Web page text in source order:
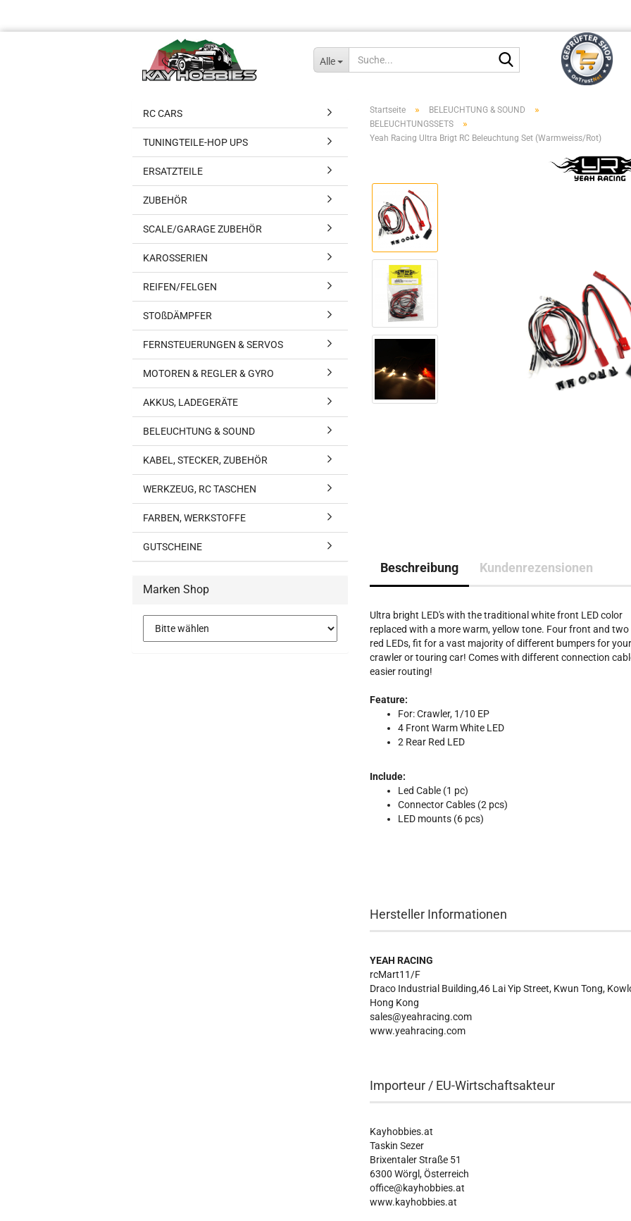
Alle
Startseite » BELEUCHTUNG & SOUND »
BELEUCHTUNGSSETS »
Yeah Racing Ultra Brigt RC Beleuchtung Set (Warmweiss/Rot)
Beschreibung Kundenrezensionen
Ultra bright LED's with the traditional white front LED color
replaced with a more warm, yellow tone. Four front and two
red LEDs, fit for a vast majority of different bumpers for
crawler or touring car! Comes with different connection
easier routing!
Feature:
For: Crawler, 1/10 EP
4 Front Warm White LED
2 Rear Red LED
Include:
Led Cable (1 pc)
Connector Cables (2 pcs)
LED mounts (6 pcs)
Hersteller Informationen
YEAH RACING
rcMart11/F
Draco Industrial Building,46 Lai Yip Street, Kwun Tong,
Hong Kong
sales@yeahracing.com
www.yeahracing.com
Importeur / EU-Wirtschaftsakteur
Kayhobbies.at
Taskin Sezer
Brixentaler Straße 51
6300 Wörgl, Österreich
office@kayhobbies.at
www.kayhobbies.at
RC CARS
TUNINGTEILE-HOP UPS
ERSATZTEILE
ZUBEHÖR
SCALE/GARAGE ZUBEHÖR
KAROSSERIEN
REIFEN/FELGEN
STOßDÄMPFER
FERNSTEUERUNGEN & SERVOS
MOTOREN & REGLER & GYRO
AKKUS, LADEGERÄTE
BELEUCHTUNG & SOUND
KABEL, STECKER, ZUBEHÖR
WERKZEUG, RC TASCHEN
FARBEN, WERKSTOFFE
GUTSCHEINE
Marken Shop